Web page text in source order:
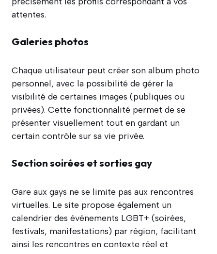
attentes.
Galeries photos
Chaque utilisateur peut créer son album photo
personnel, avec la possibilité de gérer la
visibilité de certaines images (publiques ou
privées). Cette fonctionnalité permet de se
présenter visuellement tout en gardant un
certain contrôle sur sa vie privée.
Section soirées et sorties gay
Gare aux gays ne se limite pas aux rencontres
virtuelles. Le site propose également un
calendrier des événements LGBT+ (soirées,
festivals, manifestations) par région, facilitant
ainsi les rencontres en contexte réel et